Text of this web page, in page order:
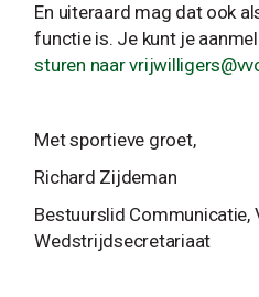
En uiteraard mag dat ook
functie is. Je kunt je
sturen naar
Met sportieve groet,
Richard Zijdeman
Bestuurslid Communicatie,
Wedstrijdsecretariaat